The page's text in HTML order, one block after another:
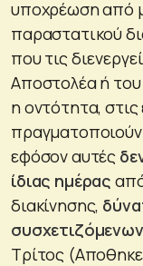
υποχρέωση από
παραστατικού
που τις
Αποστολέα ή του
η οντότητα,
εφόσον αυτές
ίδιας ημέρας
διακίνησης,
Τρίτος